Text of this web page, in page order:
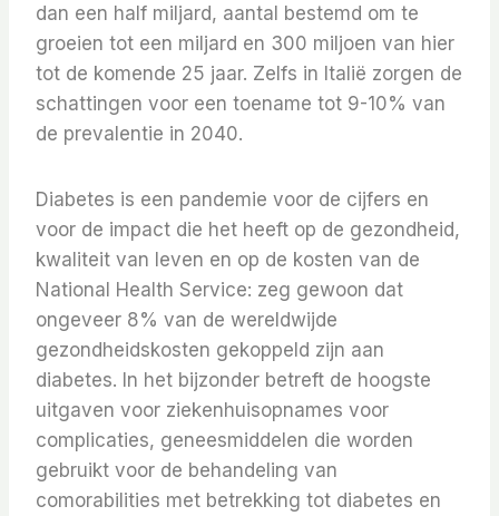
dan een half miljard, aantal bestemd om te
groeien tot een miljard en 300 miljoen van hier
tot de komende 25 jaar. Zelfs in Italië zorgen de
schattingen voor een toename tot 9-10% van
de prevalentie in 2040.
Diabetes is een pandemie voor de cijfers en
voor de impact die het heeft op de gezondheid,
kwaliteit van leven en op de kosten van de
National Health Service: zeg gewoon dat
ongeveer 8% van de wereldwijde
gezondheidskosten gekoppeld zijn aan
diabetes. In het bijzonder betreft de hoogste
uitgaven voor ziekenhuisopnames voor
complicaties, geneesmiddelen die worden
gebruikt voor de behandeling van
comorabilities met betrekking tot diabetes en